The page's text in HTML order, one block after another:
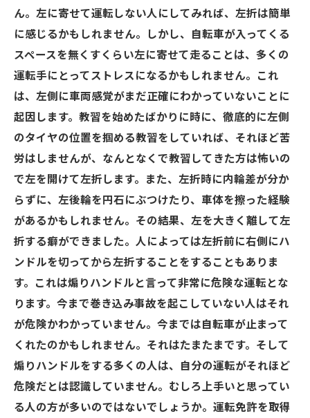
ん。左に寄せて運転しない人にしてみれば、左折は簡単
に感じるかもしれません。しかし、自転車が入ってくる
スペースを無くすくらい左に寄せて走ることは、多くの
運転手にとってストレスになるかもしれません。これ
は、左側に車両感覚がまだ正確にわかっていないことに
起因します。教習を始めたばかりに時に、徹底的に左側
のタイヤの位置を掴める教習をしていれば、それほど苦
労はしませんが、なんとなくで教習してきた方は怖いの
で左を開けて左折します。また、左折時に内輪差が分か
らずに、左後輪を円石にぶつけたり、車体を擦った経験
があるかもしれません。その結果、左を大きく離して左
折する癖ができました。人によっては左折前に右側にハ
ンドルを切ってから左折することをすることもありま
す。これは煽りハンドルと言って非常に危険な運転とな
ります。今まで巻き込み事故を起こしていない人はそれ
が危険かわかっていません。今までは自転車が止まって
くれたのかもしれません。それはたまたまです。そして
煽りハンドルをする多くの人は、自分の運転がそれほど
危険だとは認識していません。むしろ上手いと思ってい
る人の方が多いのではないでしょうか。運転免許を取得